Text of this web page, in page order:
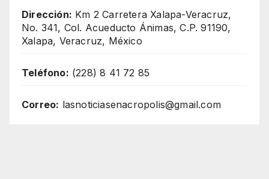
Dirección: Km 2 Carretera Xalapa-Veracruz,
No. 341, Col. Acueducto Ánimas, C.P. 91190,
Xalapa, Veracruz, México
Teléfono: (228) 8 41 72 85
Correo: lasnoticiasenacropolis@gmail.com